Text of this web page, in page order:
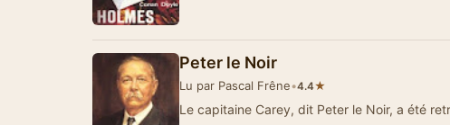
Peter le Noir
Lu par Pascal Frêne•4.4★
Le capitaine Carey, dit Peter le Noir, a été